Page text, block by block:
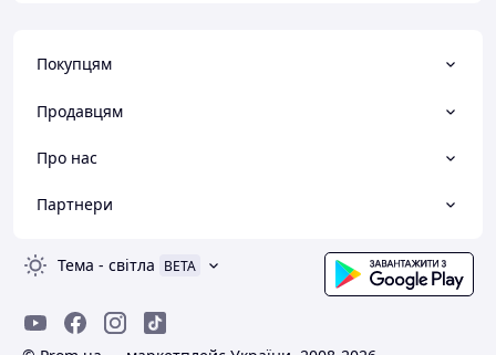
Покупцям
Продавцям
Про нас
Партнери
Тема - світла BETA